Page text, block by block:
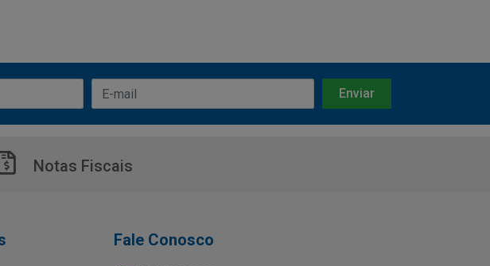
Notas Fiscais
Fale Conosco